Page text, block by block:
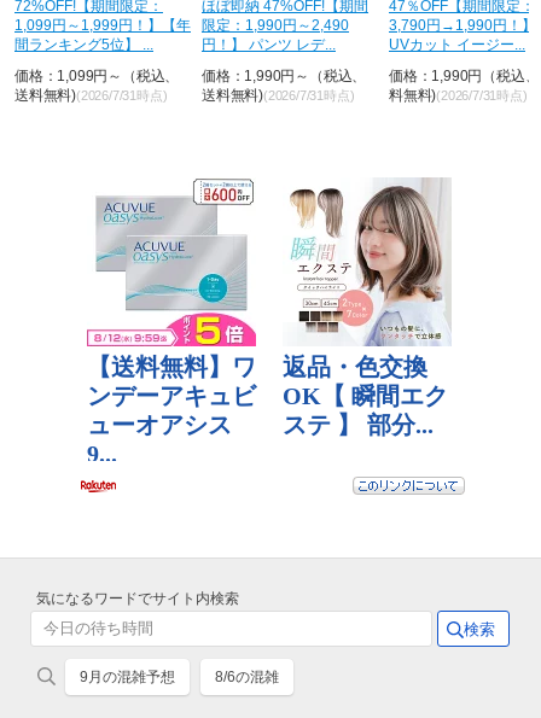
72%OFF!【期間限定：
1,099円～1,999円！】【年
間ランキング5位】 ...
価格：1,099円～（税込、
送料無料)(2026/7/31時点)
ほぼ即納 47%OFF!【期間
限定：1,990円～2,490
円！】 パンツ レデ...
価格：1,990円～（税込、
送料無料)(2026/7/31時点)
47％OFF【期間限定：
3,790円→1,990円！】
UVカット イージー...
価格：1,990円（税込
料無料)(2026/7/31時点)
気になるワードでサイト内検索
9月の混雑予想 8/6の混雑